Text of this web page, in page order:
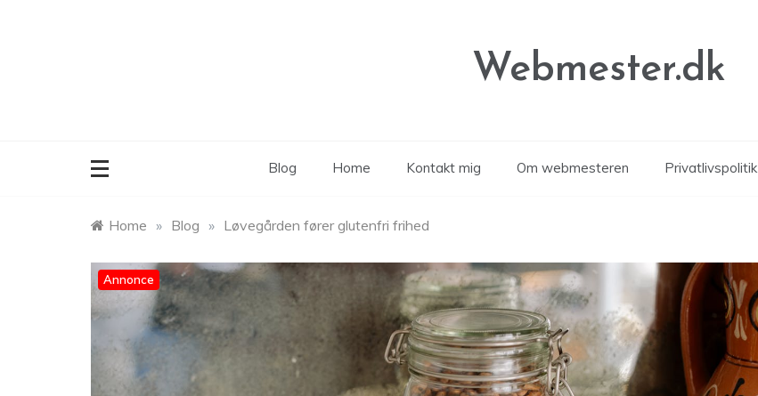
Webmester.dk
Blog Home Kontakt mig Om webmesteren Privatlivspolitik
Home » Blog » Løvegården fører glutenfri frihed
Annonce